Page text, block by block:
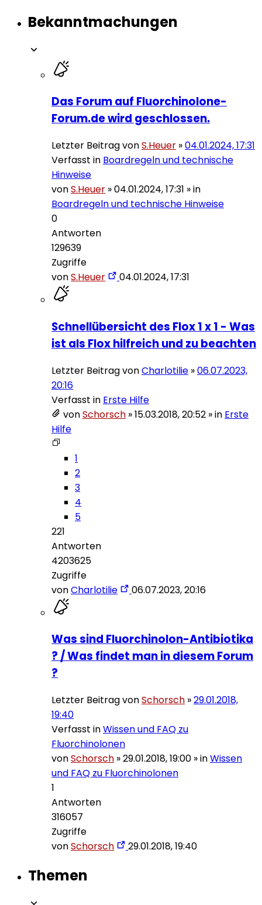
Bekanntmachungen
Das Forum auf Fluorchinolone-
Forum.de wird geschlossen.
Letzter Beitrag vonS.Heuer »04.01.2024, 17:31
Verfasst in Boardregeln und technische
Hinweise
vonS.Heuer »04.01.2024, 17:31 » in
Boardregeln und technische Hinweise
0
Antworten
129639
Zugriffe
vonS.Heuer 04.01.2024, 17:31
Schnellübersicht des Flox 1 x 1 - Was
ist als Flox hilfreich und zu beachten
Letzter Beitrag vonCharlotilie »06.07.2023,
20:16
Verfasst in Erste Hilfe
vonSchorsch »15.03.2018, 20:52 » in Erste
Hilfe
1
2
3
4
5
221
Antworten
4203625
Zugriffe
vonCharlotilie 06.07.2023, 20:16
Was sind Fluorchinolon-Antibiotika
? / Was findet man in diesem Forum
?
Letzter Beitrag vonSchorsch »29.01.2018,
19:40
Verfasst inWissen und FAQ zu
Fluorchinolonen
vonSchorsch »29.01.2018, 19:00 » inWissen
und FAQ zu Fluorchinolonen
1
Antworten
316057
Zugriffe
vonSchorsch 29.01.2018, 19:40
Themen